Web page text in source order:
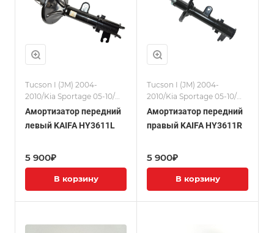
Tucson I (JM) 2004-
2010/Kia Sportage 05-10/
Амортизаторы
Амортизатор передний
левый KAIFA HY3611L
5 900₽
В корзину
Tucson I (JM) 2004-
2010/Kia Sportage 05-10/
Амортизаторы
Амортизатор передний
правый KAIFA HY3611R
5 900₽
В корзину